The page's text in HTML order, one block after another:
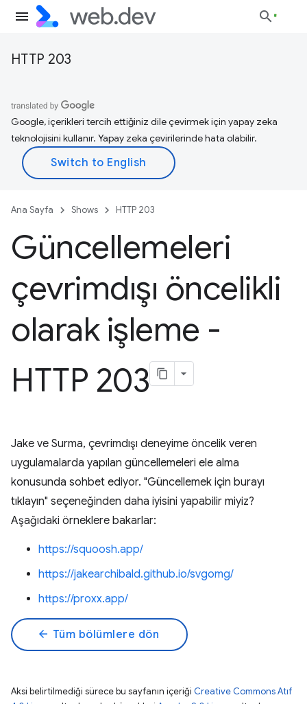
HTTP 203
Google, içerikleri tercih ettiğiniz dile çevirmek için yapay zeka
teknolojisini kullanır. Yapay zeka çevirilerinde hata olabilir.
Ana Sayfa Shows HTTP 203
Güncellemeleri
çevrimdışı öncelikli
olarak işleme -
HTTP 203
Jake ve Surma, çevrimdışı deneyime öncelik veren
uygulamalarda yapılan güncellemeleri ele alma
konusunda sohbet ediyor. "Güncellemek için burayı
tıklayın" seçeneğinden daha iyisini yapabilir miyiz?
Aşağıdaki örneklere bakarlar:
https://squoosh.app/
https://jakearchibald.github.io/svgomg/
https://proxx.app/
arrow_back Tüm bölümlere dön
Aksi belirtilmediği sürece bu sayfanın içeriği Creative Commons Atıf